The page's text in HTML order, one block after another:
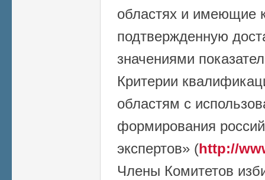
областях и имеющие
подтвержденную
значениями
Критерии
областям с
формирования
экспертов» (http://
Члены Комитетов